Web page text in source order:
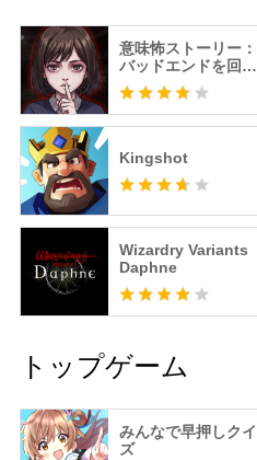
意味怖ストーリー：
バッドエンドを回避
せよ！
Kingshot
Wizardry Variants
Daphne
トップゲーム
みんなで早押しクイ
ズ